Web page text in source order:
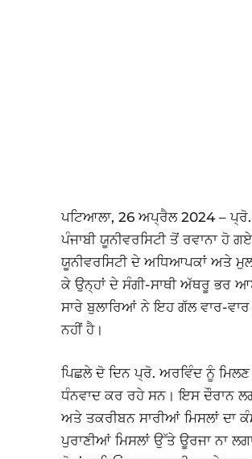
ਪਟਿਆਲਾ, 26 ਅਪ੍ਰੈਲ 2024 –
ਪੰਜਾਬੀ ਯੂਨੀਵਰਸਿਟੀ ਤੋਂ ਰਵਾਨਾ ਹੋ
ਯੂਨੀਵਰਸਿਟੀ ਦੇ ਅਧਿਆਪਕਾਂ ਅਤੇ
ਕੇ ਉਨ੍ਹਾਂ ਦੇ ਸੰਗੀ-ਸਾਥੀ ਅੱਥਰੂ ਭਰ
ਸਾਰੇ ਬੁਲਾਰਿਆਂ ਨੇ ਇਹ ਗੱਲ ਵਾਰ-
ਨਹੀਂ ਹੈ।
ਪਿਛਲੇ ਦੋ ਦਿਨ ਪ੍ਰੋ. ਅਰਵਿੰਦ ਨੂੰ
ਧੰਨਵਾਦ ਕਰ ਰਹੇ ਸਨ। ਇਸ ਦੌਰਾਨ
ਅਤੇ ਤਕਰੀਬਨ ਸਾਰੀਆਂ ਮਿਸਲਾਂ ਦਾ
ਪੁਰਾਣੀਆਂ ਮਿਸਲਾਂ ਉੱਤੇ ਊਰਜਾ ਨਾ